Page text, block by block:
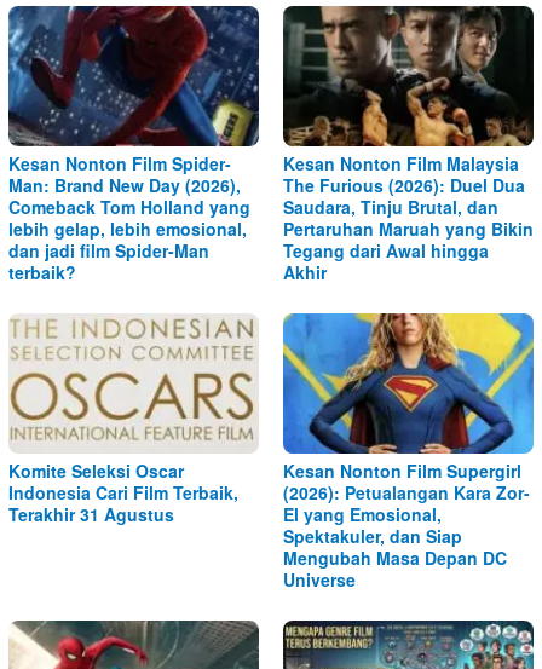
Kesan Nonton Film Spider-
Man: Brand New Day (2026),
Comeback Tom Holland yang
lebih gelap, lebih emosional,
dan jadi film Spider-Man
terbaik?
Kesan Nonton Film Malaysia
The Furious (2026): Duel Dua
Saudara, Tinju Brutal, dan
Pertaruhan Maruah yang Bikin
Tegang dari Awal hingga
Akhir
Komite Seleksi Oscar
Indonesia Cari Film Terbaik,
Terakhir 31 Agustus
Kesan Nonton Film Supergirl
(2026): Petualangan Kara Zor-
El yang Emosional,
Spektakuler, dan Siap
Mengubah Masa Depan DC
Universe